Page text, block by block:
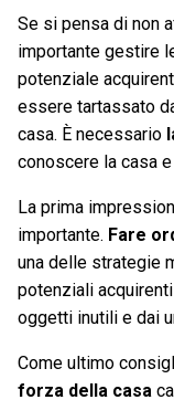
Se si pensa di non
importante gestire
potenziale
essere tartassato
casa. È necessario
conoscere la casa
La prima
importante. Fare
una delle strategie
potenziali
oggetti inutili e dai
Come ultimo
forza della casa